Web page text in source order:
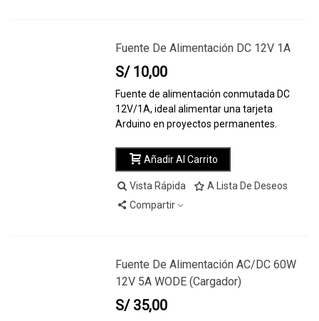
Fuente De Alimentación DC 12V 1A
S/ 10,00
Fuente de alimentación conmutada DC
12V/1A, ideal alimentar una tarjeta
Arduino en proyectos permanentes.
Añadir Al Carrito
Vista Rápida
A Lista De Deseos
Compartir
Fuente De Alimentación AC/DC 60W
12V 5A WODE (cargador)
S/ 35,00